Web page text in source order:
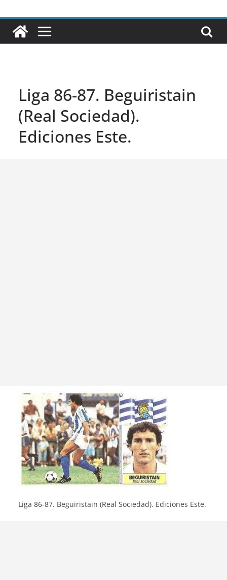
Liga 86-87. Beguiristain
(Real Sociedad).
Ediciones Este.
Liga 86-87. Beguiristain (Real Sociedad). Ediciones Este.